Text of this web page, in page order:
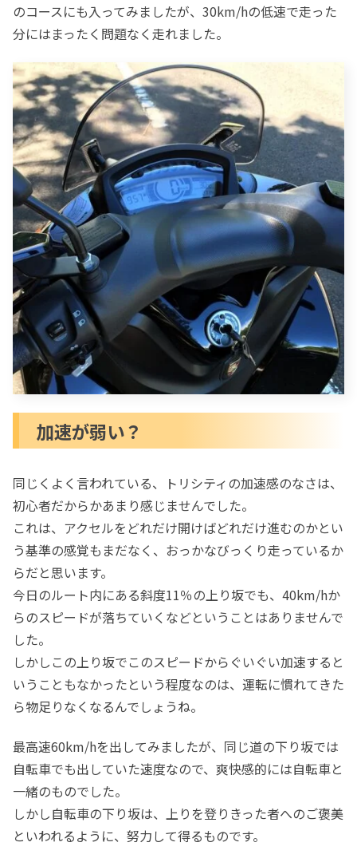
のコースにも入ってみましたが、30km/hの低速で走った
分にはまったく問題なく走れました。
加速が弱い？
同じくよく言われている、トリシティの加速感のなさは、
初心者だからかあまり感じませんでした。
これは、アクセルをどれだけ開けばどれだけ進むのかとい
う基準の感覚もまだなく、おっかなびっくり走っているか
らだと思います。
今日のルート内にある斜度11％の上り坂でも、40km/hか
らのスピードが落ちていくなどということはありませんで
した。
しかしこの上り坂でこのスピードからぐいぐい加速すると
いうこともなかったという程度なのは、運転に慣れてきた
ら物足りなくなるんでしょうね。
最高速60km/hを出してみましたが、同じ道の下り坂では
自転車でも出していた速度なので、爽快感的には自転車と
一緒のものでした。
しかし自転車の下り坂は、上りを登りきった者へのご褒美
といわれるように、努力して得るものです。